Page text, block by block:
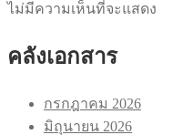
ไม่มีความเห็นที่จะแสดง
คลังเอกสาร
กรกฎาคม 2026
มิถุนายน 2026